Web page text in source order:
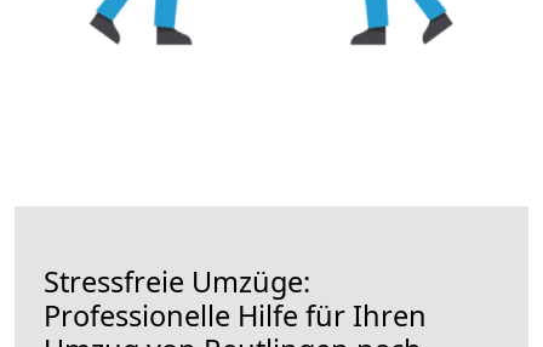
Stressfreie Umzüge:
Professionelle Hilfe für Ihren